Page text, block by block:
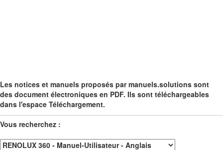
Les notices et manuels proposés par manuels.solutions sont
des document électroniques en PDF. Ils sont téléchargeables
dans l'espace Téléchargement.
Vous recherchez :